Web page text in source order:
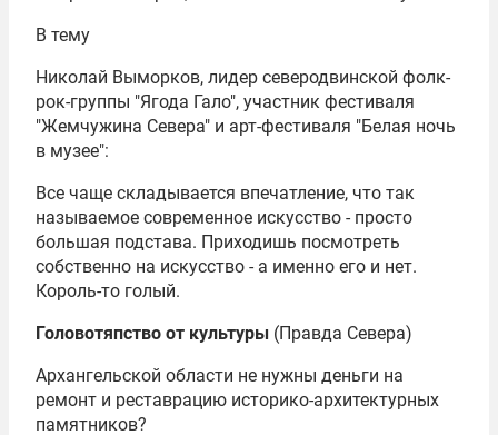
В тему
Николай Выморков, лидер северодвинской фолк-
рок-группы "Ягода Гало", участник фестиваля
"Жемчужина Севера" и арт-фестиваля "Белая ночь
в музее":
Все чаще складывается впечатление, что так
называемое современное искусство - просто
большая подстава. Приходишь посмотреть
собственно на искусство - а именно его и нет.
Король-то голый.
Головотяпство от культуры (Правда Севера)
Архангельской области не нужны деньги на
ремонт и реставрацию историко-архитектурных
памятников?